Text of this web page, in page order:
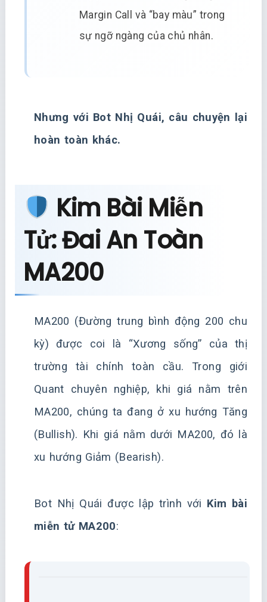
Margin Call và “bay màu” trong
sự ngỡ ngàng của chủ nhân.
Nhưng với Bot Nhị Quái, câu chuyện lại
hoàn toàn khác.
Kim Bài Miễn
Tử: Đai An Toàn
MA200
MA200 (Đường trung bình động 200 chu
kỳ) được coi là “Xương sống” của thị
trường tài chính toàn cầu. Trong giới
Quant chuyên nghiệp, khi giá nằm trên
MA200, chúng ta đang ở xu hướng Tăng
(Bullish). Khi giá nằm dưới MA200, đó là
xu hướng Giảm (Bearish).
Bot Nhị Quái được lập trình với Kim bài
miễn tử MA200: